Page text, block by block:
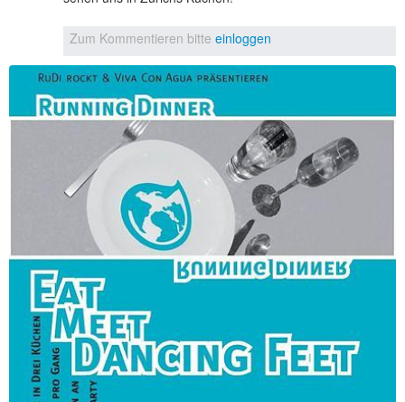
Zum Kommentieren bitte einloggen